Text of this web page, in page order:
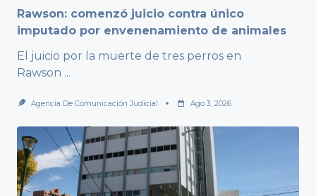
Rawson: comenzó juicio contra único
imputado por envenenamiento de animales
El juicio por la muerte de tres perros en
Rawson ...
Agencia De Comunicación Judicial Ago 3, 2026